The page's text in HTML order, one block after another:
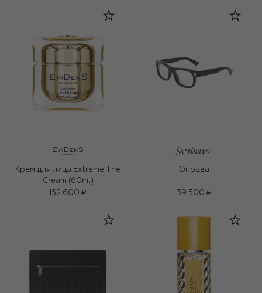
Крем для лица Extreme The
Cream (60ml)
152 600 ₽
Оправа
39 500 ₽